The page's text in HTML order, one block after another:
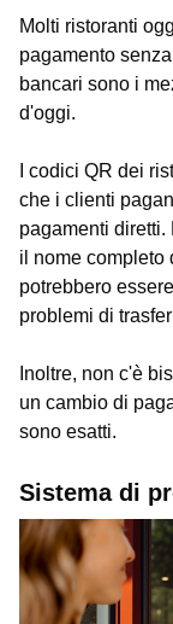
Molti ristoranti
pagamento
bancari sono i
d'oggi.
I codici QR dei
che i clienti
pagamenti
il nome completo
potrebbero
problemi di
Inoltre, non c'è
un cambio di
sono esatti.
Sistema di